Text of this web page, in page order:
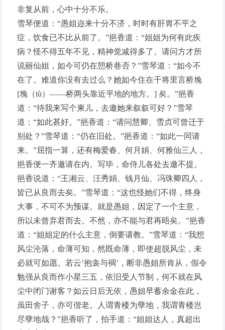
非复从前，心中十分不乐。
雪琴便道：“愚姐迩来十分不济，时时有肝胃不平之
症，饮食已不比从前了。”挹香道：“姐姐为何有此疾
病？怪不得五年不见，精神觉减得多了。请问方才所
说丽仙姐，如今可仍在憩桥巷否？”雪琴道：“如今不
在了。难道你没有去过么？她如今住在干将里言桥堍
[堍（tù）——桥两头靠近平地的地方。] 矣。”挹香
道：“待我来写个柬儿，去邀她来叙叙可好？”雪琴
道：“如此甚好。”挹香道：“请问慧卿、雪贞可曾迁于
别处？”雪琴道：“仍在旧处。”挹香道：“如此一同请
来。”屈指一算，还有梅爱春、何月娟、何雅仙三人，
挹香便一齐邀请在内。写毕，命侍儿各处去邀不提。
挹香说道：“王湘云、汪秀娟、钱月仙、冯珠卿四人，
皆已从良而去矣。”雪琴道：“这也怪她们不得，终身
大事，不可不为预谋。就是愚姐，因定了一个主意，
所以未曾弃君而去。不然，亦不能与君再晤矣。”挹香
道：“姐姐定的什么主意，倒要请教。”雪琴道：“我想
风尘沦落，命薄可知，然既命薄，即使超脱风尘，未
必就可如愿。若云‘抱衾与裯’，断非愚姐所肯从，假令
勉强从良而作小星三五，依旧受人节制，何不就在风
尘中闭门谢客？如云日后无依，愚姐早蓄余金在此，
虽田舍子，亦可偕老。人谓青楼为孽地，我谓青楼岂
尽孽地哉？”挹香听了，拍手道：“姐姐达人，真超出